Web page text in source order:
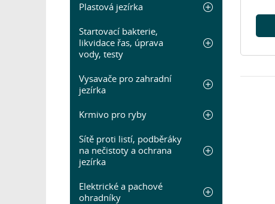
Plastová jezírka
Startovací bakterie,
likvidace řas, úprava
vody, testy
Vysavače pro zahradní
jezírka
Krmivo pro ryby
Sítě proti listí, podběráky
na nečistoty a ochrana
jezírka
Elektrické a pachové
ohradníky